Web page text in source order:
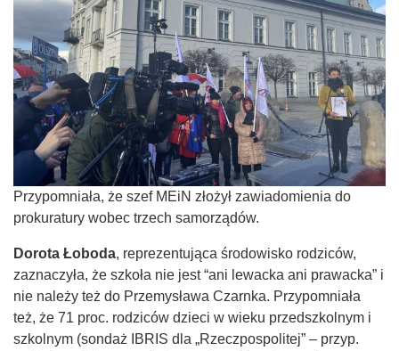
Przypomniała, że szef MEiN złożył zawiadomienia do
prokuratury wobec trzech samorządów.
Dorota Łoboda, reprezentująca środowisko rodziców,
zaznaczyła, że szkoła nie jest “ani lewacka ani prawacka” i
nie należy też do Przemysława Czarnka. Przypomniała
też, że 71 proc. rodziców dzieci w wieku przedszkolnym i
szkolnym (sondaż IBRIS dla „Rzeczpospolitej” – przyp.